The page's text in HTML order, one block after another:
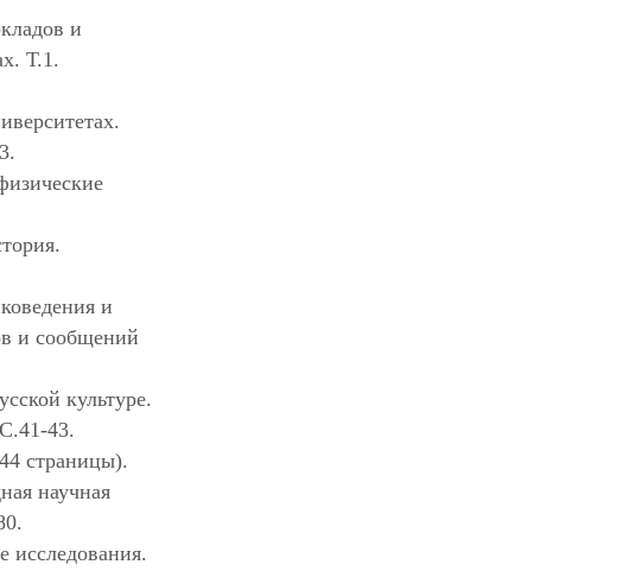
и
Т.1.
и
и сообщений
культуре.
43.
страницы).
научная
исследования.